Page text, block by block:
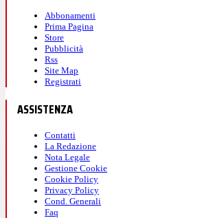
Abbonamenti
Prima Pagina
Store
Pubblicità
Rss
Site Map
Registrati
ASSISTENZA
Contatti
La Redazione
Nota Legale
Gestione Cookie
Cookie Policy
Privacy Policy
Cond. Generali
Faq